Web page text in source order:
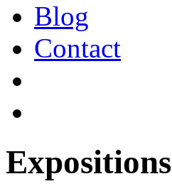
Blog
Contact
Expositions